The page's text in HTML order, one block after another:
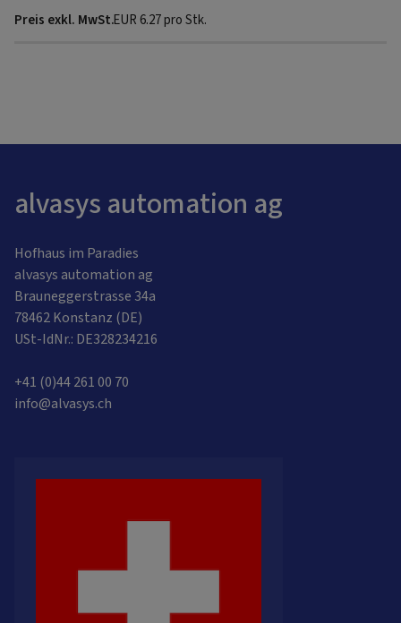
EUR6.27pro Stk.
alvasys automation ag
Hofhaus im Paradies
alvasys automation ag
Brauneggerstrasse 34a
78462 Konstanz (DE)
USt-IdNr.: DE328234216
+41 (0)44 261 00 70
info@alvasys.ch